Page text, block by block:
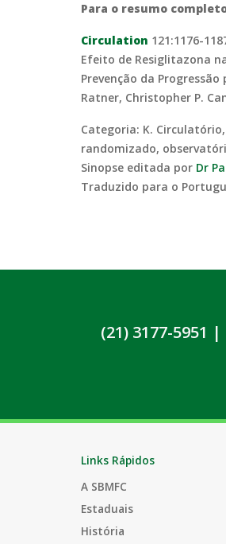
Para o resumo
Circulation 121:1176-
Efeito de Resiglitazona
Prevenção da
Ratner, Christopher P.
Categoria: K.
randomizado,
Sinopse editada por Dr
Traduzido para o
(21) 3177-5951 |
Links Rápidos
A SBMFC
Estaduais
História